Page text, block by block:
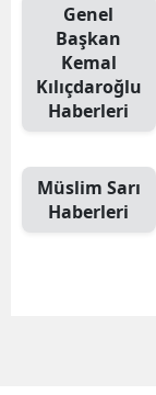
Genel
Başkan
Kemal
Kılıçdaroğlu
Haberleri
Müslim Sarı
Haberleri